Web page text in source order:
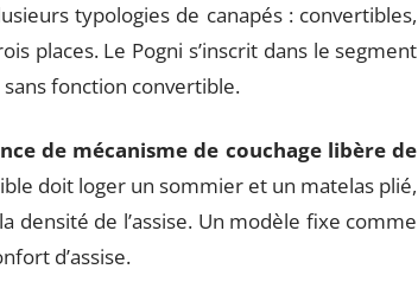
typologies de canapés : convertibles,
places. Le Pogni s’inscrit dans le segment
fonction convertible.
de mécanisme de couchage libère de
doit loger un sommier et un matelas plié,
densité de l’assise. Un modèle fixe comme
d’assise.